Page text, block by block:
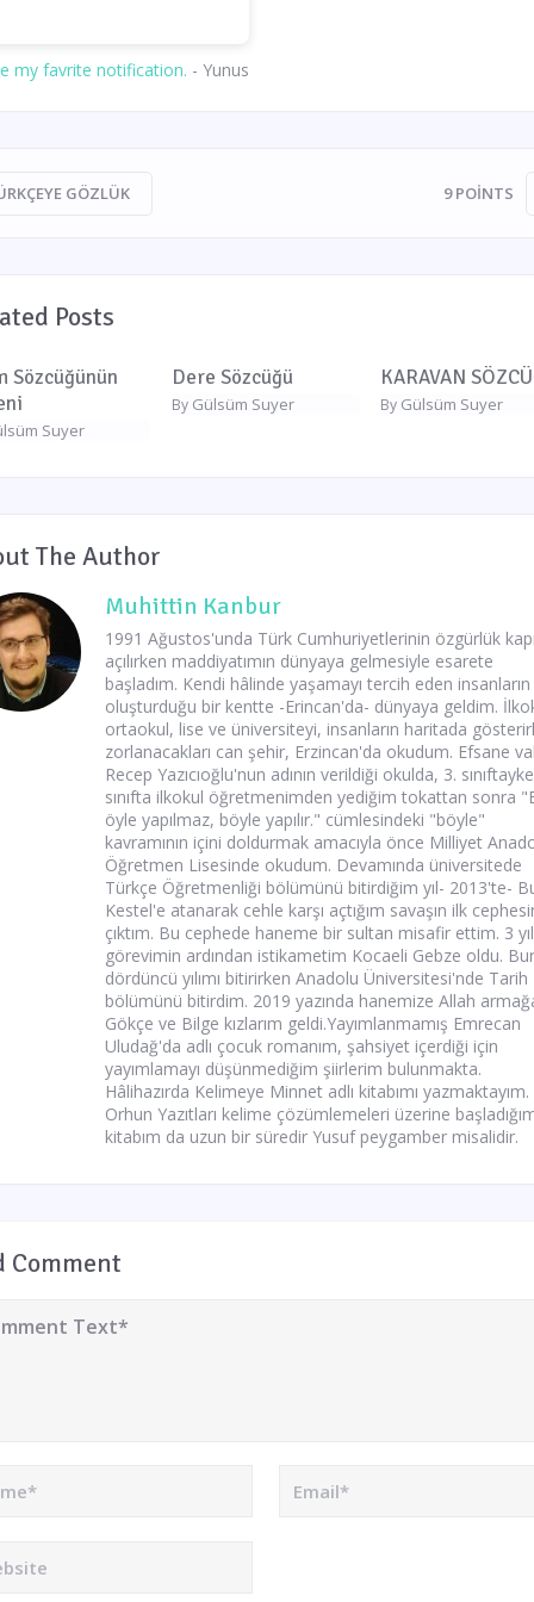
my favrite notification. - Yunus
GÖZLÜK 9 POINTS
Posts
Sözcüğünün
Suyer
Dere Sözcüğü
By Gülsüm Suyer
KARAVAN
By Gülsüm Suyer
The Author
Muhittin Kanbur
1991 Ağustos'unda Türk Cumhuriyetlerinin özgürlük
açılırken maddiyatımın dünyaya gelmesiyle esarete
başladım. Kendi hâlinde yaşamayı tercih eden insanların
oluşturduğu bir kentte -Erincan'da- dünyaya geldim.
ortaokul, lise ve üniversiteyi, insanların haritada
zorlanacakları can şehir, Erzincan'da okudum. Efsane
Recep Yazıcıoğlu'nun adının verildiği okulda, 3.
sınıfta ilkokul öğretmenimden yediğim tokattan sonra
öyle yapılmaz, böyle yapılır." cümlesindeki "böyle"
kavramının içini doldurmak amacıyla önce Milliyet
Öğretmen Lisesinde okudum. Devamında üniversitede
Türkçe Öğretmenliği bölümünü bitirdiğim yıl- 2013'te-
Kestel'e atanarak cehle karşı açtığım savaşın ilk
çıktım. Bu cephede haneme bir sultan misafir ettim. 3
görevimin ardından istikametim Kocaeli Gebze oldu.
dördüncü yılımı bitirirken Anadolu Üniversitesi'nde Tarih
bölümünü bitirdim. 2019 yazında hanemize Allah
Gökçe ve Bilge kızlarım geldi.Yayımlanmamış Emrecan
Uludağ'da adlı çocuk romanım, şahsiyet içerdiği için
yayımlamayı düşünmediğim şiirlerim bulunmakta.
Hâlihazırda Kelimeye Minnet adlı kitabımı yazmaktayım.
Orhun Yazıtları kelime çözümlemeleri üzerine
kitabım da uzun bir süredir Yusuf peygamber misalidir.
Comment